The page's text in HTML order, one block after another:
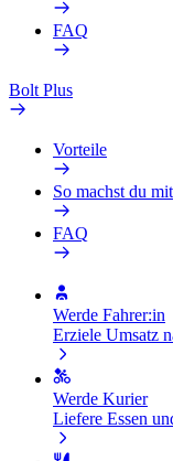
FAQ
Bolt Plus
Vorteile
So machst du mit
FAQ
Werde Fahrer:in
Erziele Umsatz
Werde Kurier
Liefere Essen